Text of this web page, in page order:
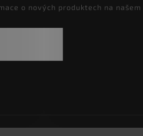
o nových produktech na našem